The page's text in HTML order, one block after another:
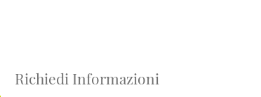
Richiedi Informazioni